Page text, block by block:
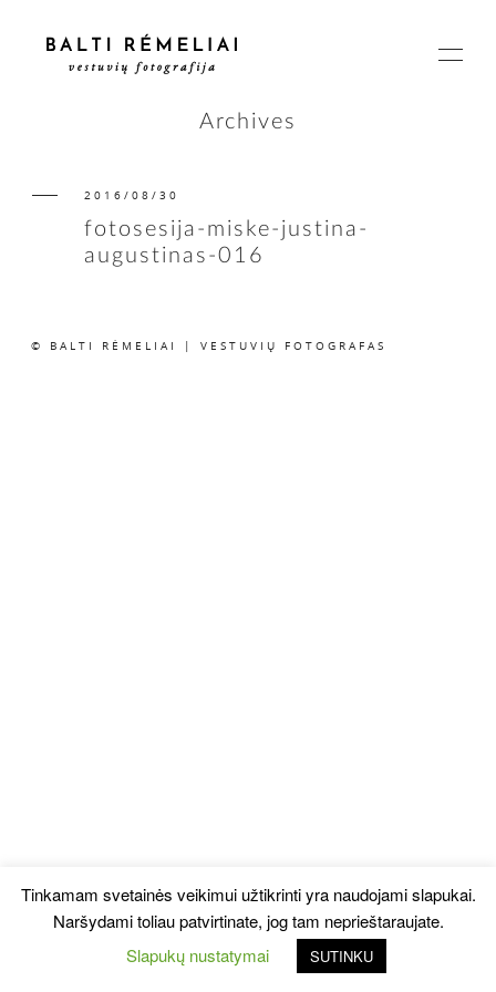
PAGRINDINIS
ISTORIJOS
Archives
2016/08/30
fotosesija-miske-justina-
augustinas-016
© BALTI RĖMELIAI | VESTUVIŲ FOTOGRAFAS
Tinkamam svetainės veikimui užtikrinti yra naudojami slapukai.
Naršydami toliau patvirtinate, jog tam neprieštaraujate.
Slapukų nustatymai
SUTINKU